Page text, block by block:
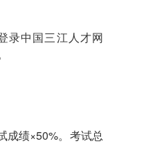
录中国三江人才网
成绩×50%。考试总